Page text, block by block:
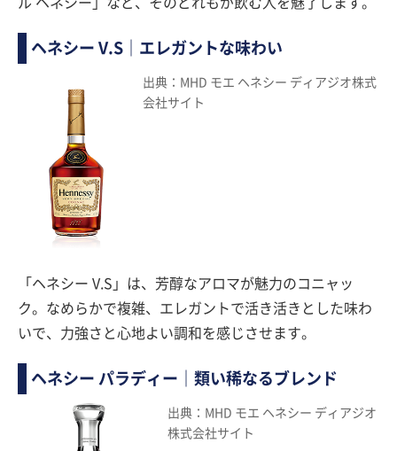
ヘネシー V.S｜エレガントな味わい
出典：MHD モエ ヘネシー ディアジオ株式
会社サイト
「ヘネシー V.S」は、芳醇なアロマが魅力のコニャッ
ク。なめらかで複雑、エレガントで活き活きとした味わ
いで、力強さと心地よい調和を感じさせます。
ヘネシー パラディー｜類い稀なるブレンド
出典：MHD モエ ヘネシー ディアジオ
株式会社サイト